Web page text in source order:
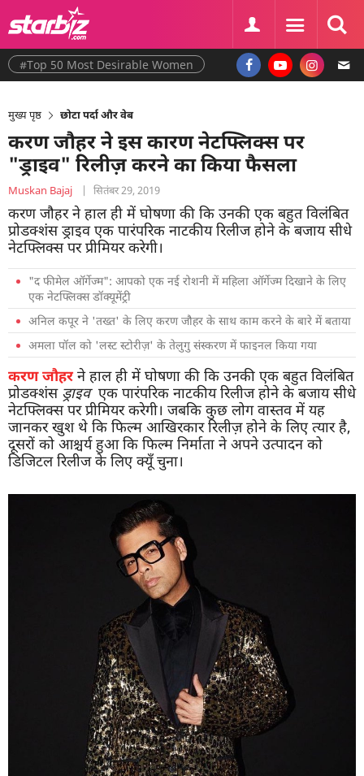
#Top 50 Most Desirable Women
मुख्य पृष्ठ छोटा पर्दा और वेब
करण जौहर ने इस कारण नेटफ्लिक्स पर
"ड्राइव" रिलीज़ करने का किया फैसला
Muskan Bajaj | सितंबर 29, 2019
करण जौहर ने हाल ही में घोषणा की कि उनकी एक बहुत विलंबित
प्रोडक्शंस ड्राइव एक पारंपरिक नाटकीय रिलीज होने के बजाय सीधे
नेटफ्लिक्स पर प्रीमियर करेगी।
"द फीमेल ऑर्गेज्म": आपको एक नई रोशनी में महिला ऑर्गेज्म दिखाने के लिए
एक नेटफ्लिक्स डॉक्यूमेंट्री
अनिल कपूर ने 'तख्त' के लिए करण जौहर के साथ काम करने के बारे में बताया
अमला पॉल को 'लस्ट स्टोरीज़' के तेलुगु संस्करण में फाइनल किया गया
करण जौहरने हाल ही में घोषणा की कि उनकी एक बहुत विलंबित
प्रोडक्शंस ड्राइवएक पारंपरिक नाटकीय रिलीज होने के बजाय सीधे
नेटफ्लिक्स पर प्रीमियर करेगी। जबकि कुछ लोग वास्तव में यह
जानकर खुश थे कि फिल्म आखिरकार रिलीज़ होने के लिए त्यार है,
दूसरों को आश्चर्य हुआ कि फिल्म निर्माता ने अपने उत्पादन को
डिजिटल रिलीज के लिए क्यूँ चुना।